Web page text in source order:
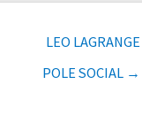
LEO LAGRANGE
POLE SOCIAL →